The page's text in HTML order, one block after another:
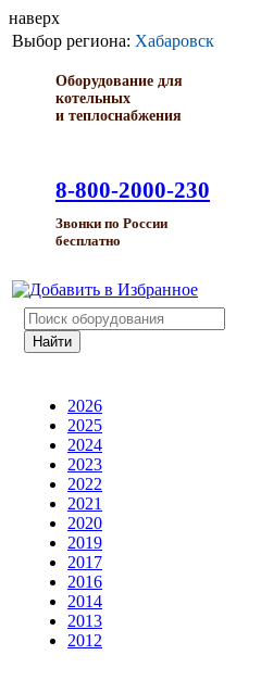
наверх
Выбор региона: Хабаровск
Оборудование для
котельных
и теплоснабжения
8-800-2000-230
Звонки по России
бесплатно
2026
2025
2024
2023
2022
2021
2020
2019
2017
2016
2014
2013
2012